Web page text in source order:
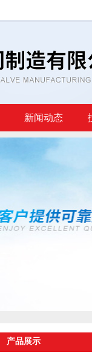
新闻动态
产品展示